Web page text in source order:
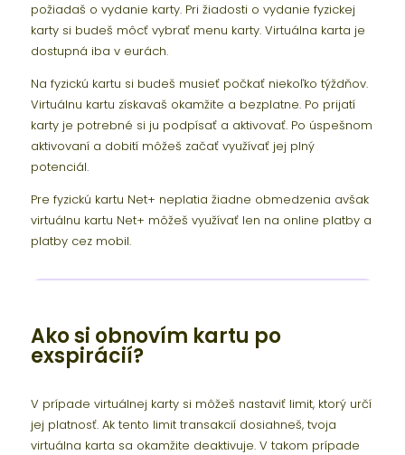
požiadaš o vydanie karty. Pri žiadosti o vydanie fyzickej
karty si budeš môcť vybrať menu karty. Virtuálna karta je
dostupná iba v eurách.
Na fyzickú kartu si budeš musieť počkať niekoľko týždňov.
Virtuálnu kartu získavaš okamžite a bezplatne. Po prijatí
karty je potrebné si ju podpísať a aktivovať. Po úspešnom
aktivovaní a dobití môžeš začať využívať jej plný
potenciál.
Pre fyzickú kartu Net+ neplatia žiadne obmedzenia avšak
virtuálnu kartu Net+ môžeš využívať len na online platby a
platby cez mobil.
Ako si obnovím kartu po
exspirácií?
V prípade virtuálnej karty si môžeš nastaviť limit, ktorý určí
jej platnosť. Ak tento limit transakcií dosiahneš, tvoja
virtuálna karta sa okamžite deaktivuje. V takom prípade